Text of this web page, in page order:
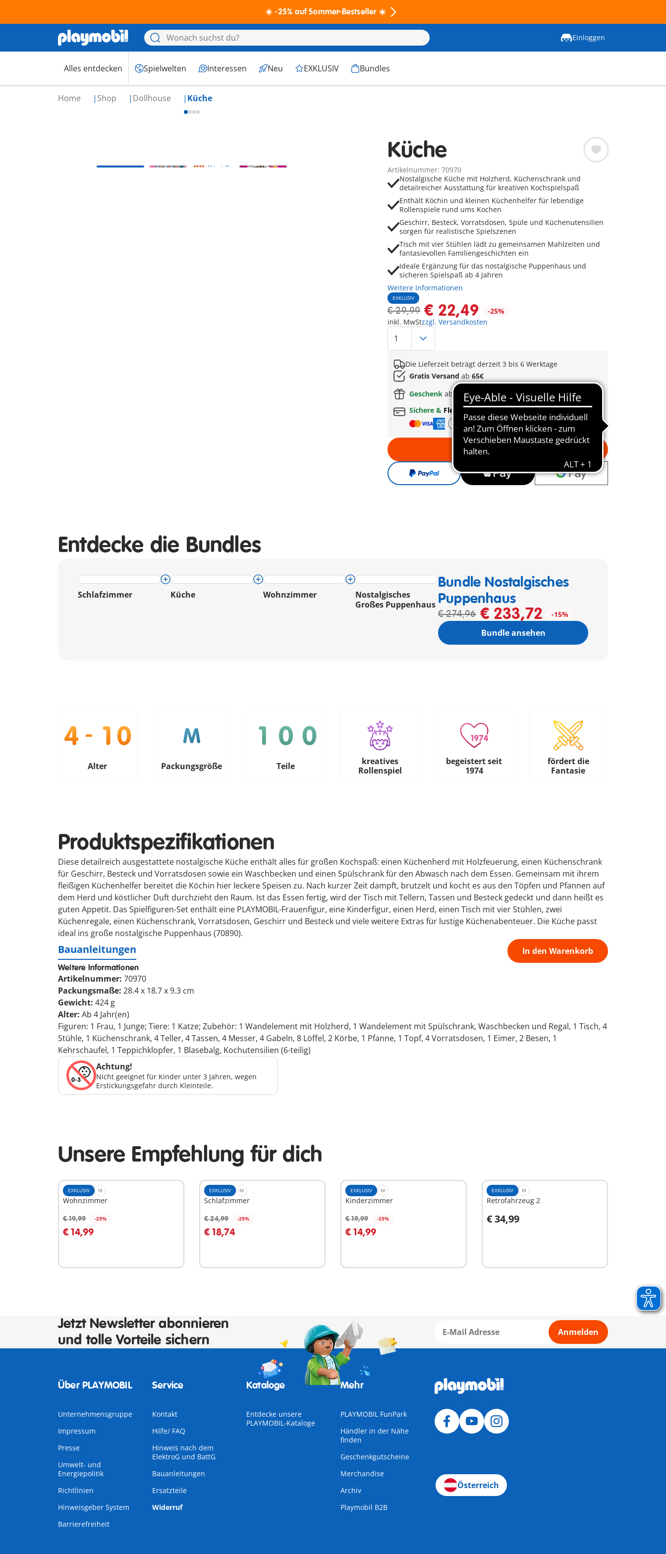
☀️ -25% auf Sommer-Bestseller ☀️
Einloggen
Alles entdecken Spielwelten Interessen Neu EXKLUSIV Bundles
Home Shop Dollhouse Küche
Küche
Artikelnummer: 70970
Nostalgische Küche mit Holzherd, Küchenschrank und
detailreicher Ausstattung für kreativen Kochspielspaß
Enthält Köchin und kleinen Küchenhelfer für lebendige
Rollenspiele rund ums Kochen
Geschirr, Besteck, Vorratsdosen, Spüle und Küchenutensilien
sorgen für realistische Spielszenen
Tisch mit vier Stühlen lädt zu gemeinsamen Mahlzeiten und
fantasievollen Familiengeschichten ein
Ideale Ergänzung für das nostalgische Puppenhaus und
sicheren Spielspaß ab 4 Jahren
Weitere Informationen
EXKLUSIV
€ 29,99 € 22,49
-25%
inkl. MwStzzgl. Versandkosten
Die Lieferzeit beträgt derzeit 3 bis 6 Werktage
Gratis Versand ab 65€
Geschenk ab 35€Bestellwert
Sichere & Flexible Zahlung|Schnelle Lieferung
In den Warenkorb
Entdecke die Bundles
Schlafzimmer Küche Wohnzimmer
Nostalgisches
Großes Puppenhaus
Bundle Nostalgisches
Puppenhaus
€ 274,96 € 233,72 -15%
Bundle ansehen
Alter Packungsgröße Teile
kreatives
Rollenspiel
begeistert seit
1974
fördert die
Fantasie
Produktspezifikationen
Diese detailreich ausgestattete nostalgische Küche enthält alles für großen Kochspaß: einen Küchenherd mit Holzfeuerung, einen Küchenschrank
für Geschirr, Besteck und Vorratsdosen sowie ein Waschbecken und einen Spülschrank für den Abwasch nach dem Essen. Gemeinsam mit ihrem
fleißigen Küchenhelfer bereitet die Köchin hier leckere Speisen zu. Nach kurzer Zeit dampft, brutzelt und kocht es aus den Töpfen und Pfannen auf
dem Herd und köstlicher Duft durchzieht den Raum. Ist das Essen fertig, wird der Tisch mit Tellern, Tassen und Besteck gedeckt und dann heißt es
guten Appetit. Das Spielfiguren-Set enthält eine PLAYMOBIL-Frauenfigur, eine Kinderfigur, einen Herd, einen Tisch mit vier Stühlen, zwei
Küchenregale, einen Küchenschrank, Vorratsdosen, Geschirr und Besteck und viele weitere Extras für lustige Küchenabenteuer. Die Küche passt
ideal ins große nostalgische Puppenhaus (70890).
In den Warenkorb
Bauanleitungen
Weitere Informationen
Artikelnummer: 70970
Packungsmaße: 28.4 x 18.7 x 9.3 cm
Gewicht: 424 g
Alter: Ab 4 Jahr(en)
Figuren: 1 Frau, 1 Junge; Tiere: 1 Katze; Zubehör: 1 Wandelement mit Holzherd, 1 Wandelement mit Spülschrank, Waschbecken und Regal, 1 Tisch, 4
Stühle, 1 Küchenschrank, 4 Teller, 4 Tassen, 4 Messer, 4 Gabeln, 8 Löffel, 2 Körbe, 1 Pfanne, 1 Topf, 4 Vorratsdosen, 1 Eimer, 2 Besen, 1
Kehrschaufel, 1 Teppichklopfer, 1 Blasebalg, Kochutensilien (6-teilig)
Achtung!
Nicht geeignet für Kinder unter 3 Jahren, wegen
Erstickungsgefahr durch Kleinteile.
Unsere Empfehlung für dich
EXKLUSIV M
Wohnzimmer
€ 19,99 -25%
€ 14,99
EXKLUSIV M
Schlafzimmer
€ 24,99 -25%
€ 18,74
EXKLUSIV M
Kinderzimmer
€ 19,99 -25%
€ 14,99
EXKLUSIV M
Retrofahrzeug 2
€ 34,99
In den Warenkorb
Jetzt Newsletter abonnieren
und tolle Vorteile sichern
Anmelden
Über PLAYMOBIL
Unternehmensgruppe
Impressum
Presse
Umwelt- und
Energiepolitik
Richtlinien
Hinweisgeber System
Barrierefreiheit
Service
Kontakt
Hilfe/ FAQ
Hinweis nach dem
ElektroG und BattG
Bauanleitungen
Ersatzteile
Widerruf
Kataloge
Entdecke unsere
PLAYMOBIL-Kataloge
Mehr
PLAYMOBIL FunPark
Händler in der Nähe
finden
Geschenkgutscheine
Merchandise
Archiv
Playmobil B2B
Österreich